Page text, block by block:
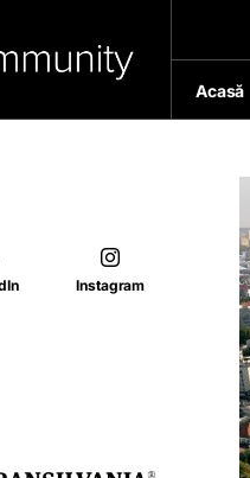
Acasă
Instagram